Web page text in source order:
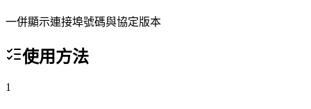
一併顯示連接埠號碼與協定版本
使用方法
1